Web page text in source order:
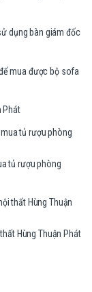
dụng bàn giám đốc
mua được bộ sofa
Phát
tủ rượu phòng
Hùng Thuận Phát